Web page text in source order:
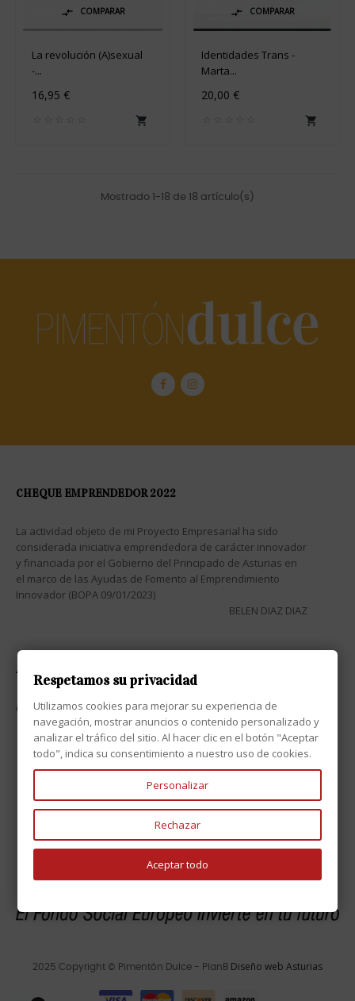
 COMPARAR
La revolución (A)sexual
-...
16,95 €

 COMPARAR
Identidades Trans -
Marta...
20,00 €

Mostrado 1-18 de 18 artículo(s)
CHEQUE EMPRENDEDOR 2022
La actividad objeto de mi Proyecto Empresarial ha sido
considerada iniciativa emprendedora de carácter innovador
y financiada por el Gobierno del Principado de Asturias en
el marco de las Ayudas de Fomento al Emprendimiento
Innovador (BOPA 09/01/2023)
BELEN DIAZ DIAZ
ATENCIÓN AL CLIENTE
CONTACTO
2025 Copyright © Pimentón Dulce - PlanB Diseño web Asturias
Respetamos su privacidad
Utilizamos cookies para mejorar su experiencia de
navegación, mostrar anuncios o contenido personalizado y
analizar el tráfico del sitio. Al hacer clic en el botón "Aceptar
todo", indica su consentimiento a nuestro uso de cookies.
Personalizar
Rechazar
Aceptar todo